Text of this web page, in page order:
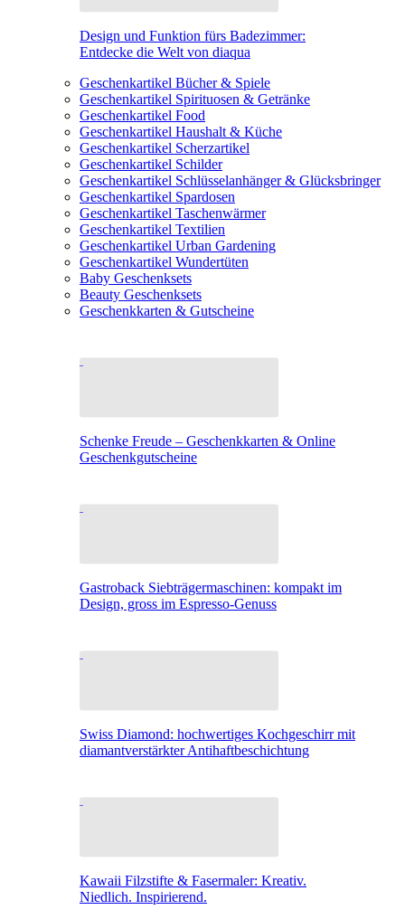
Design und Funktion fürs Badezimmer:
Entdecke die Welt von diaqua
Geschenkartikel Bücher & Spiele
Geschenkartikel Spirituosen & Getränke
Geschenkartikel Food
Geschenkartikel Haushalt & Küche
Geschenkartikel Scherzartikel
Geschenkartikel Schilder
Geschenkartikel Schlüsselanhänger & Glücksbringer
Geschenkartikel Spardosen
Geschenkartikel Taschenwärmer
Geschenkartikel Textilien
Geschenkartikel Urban Gardening
Geschenkartikel Wundertüten
Baby Geschenksets
Beauty Geschenksets
Geschenkkarten & Gutscheine
Schenke Freude – Geschenkkarten & Online
Geschenkgutscheine
Gastroback Siebträgermaschinen: kompakt im
Design, gross im Espresso-Genuss
Swiss Diamond: hochwertiges Kochgeschirr mit
diamantverstärkter Antihaftbeschichtung
Kawaii Filzstifte & Fasermaler: Kreativ.
Niedlich. Inspirierend.